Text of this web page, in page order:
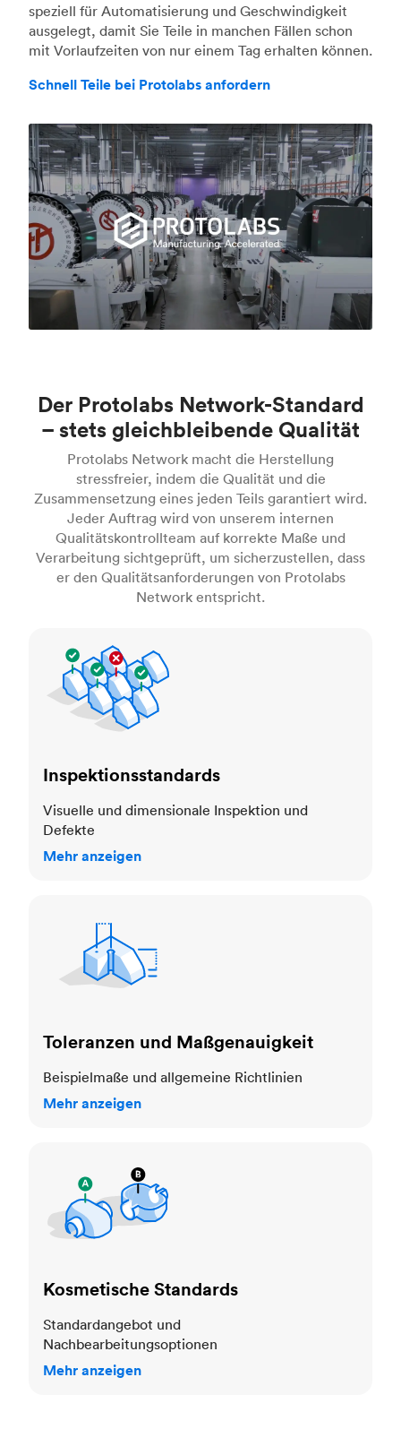
speziell für Automatisierung und Geschwindigkeit
ausgelegt, damit Sie Teile in manchen Fällen schon
mit Vorlaufzeiten von nur einem Tag erhalten können.
Schnell Teile bei Protolabs anfordern
Der Protolabs Network-Standard
– stets gleichbleibende Qualität
Protolabs Network macht die Herstellung
stressfreier, indem die Qualität und die
Zusammensetzung eines jeden Teils garantiert wird.
Jeder Auftrag wird von unserem internen
Qualitätskontrollteam auf korrekte Maße und
Verarbeitung sichtgeprüft, um sicherzustellen, dass
er den Qualitätsanforderungen von Protolabs
Network entspricht.
Inspektionsstandards
Visuelle und dimensionale Inspektion und
Defekte
Mehr anzeigen
Toleranzen und Maßgenauigkeit
Beispielmaße und allgemeine Richtlinien
Mehr anzeigen
Kosmetische Standards
Standardangebot und
Nachbearbeitungsoptionen
Mehr anzeigen